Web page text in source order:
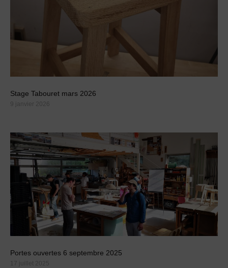
Stage Tabouret mars 2026
9 janvier 2026
Portes ouvertes 6 septembre 2025
17 juillet 2025